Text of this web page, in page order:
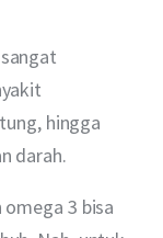
hingga
darah.
3 bisa